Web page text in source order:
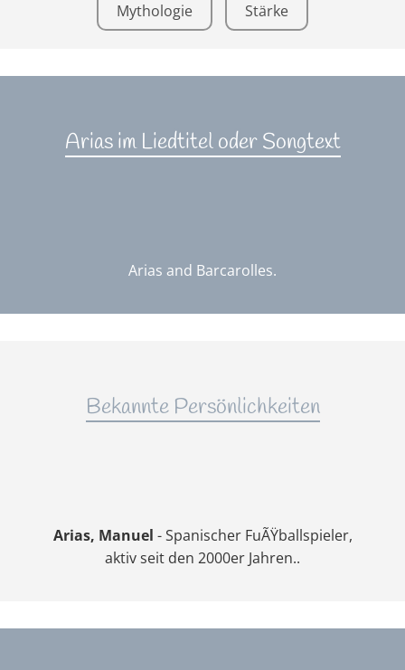
Mythologie Stärke
Arias im Liedtitel oder Songtext
Arias and Barcarolles.
Bekannte Persönlichkeiten
Arias, Manuel - Spanischer FuÃŸballspieler,
aktiv seit den 2000er Jahren..